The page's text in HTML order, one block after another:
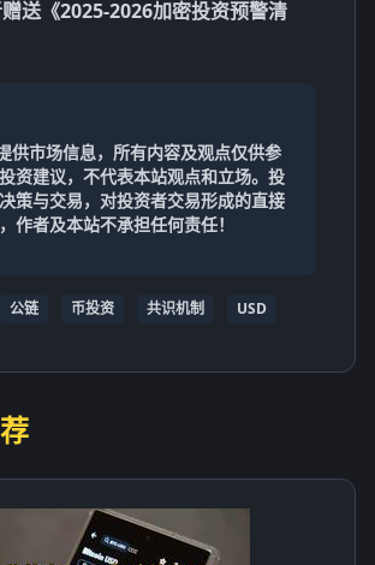
送《2025-2026加密投资预警清
供市场信息，所有内容及观点仅供参
资建议，不代表本站观点和立场。投
策与交易，对投资者交易形成的直接
作者及本站不承担任何责任！
公链 币投资 共识机制 USD